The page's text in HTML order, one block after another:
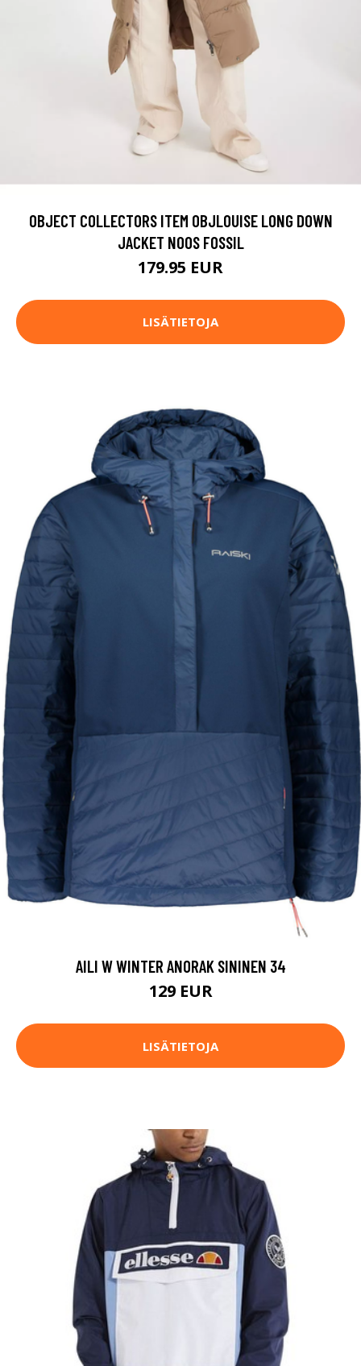
OBJECT COLLECTORS ITEM OBJLOUISE LONG DOWN
JACKET NOOS FOSSIL
179.95 EUR
LISÄTIETOJA
AILI W WINTER ANORAK SININEN 34
129 EUR
LISÄTIETOJA